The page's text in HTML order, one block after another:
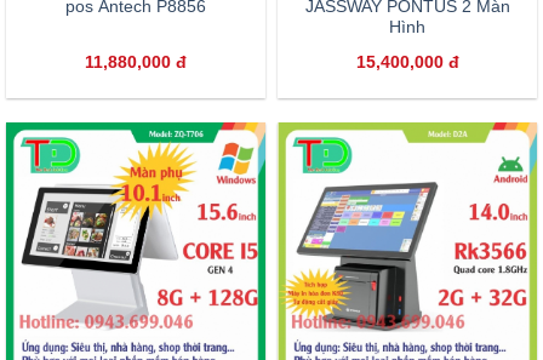
pos Antech P8856
11,880,000 đ
JASSWAY PONTUS 2 Màn
Hình
15,400,000 đ